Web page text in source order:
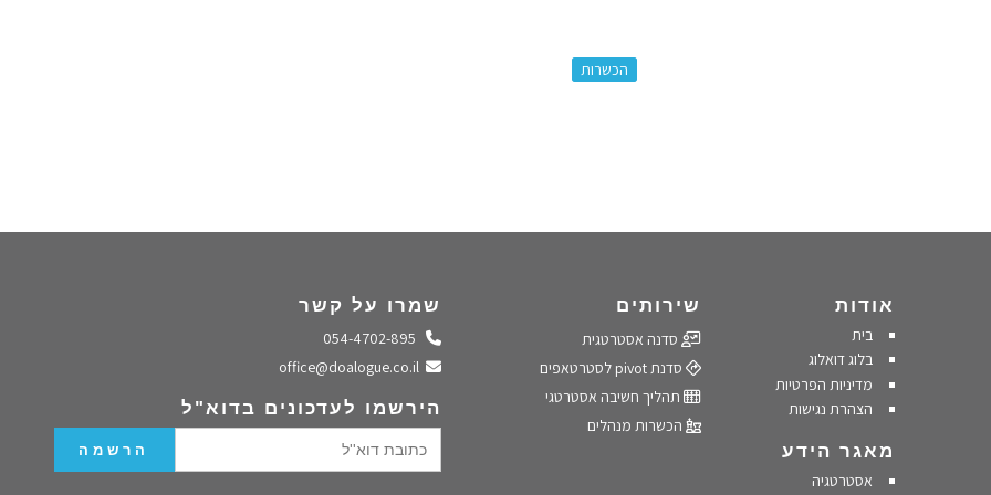
הכשרות
אודות
בית
בלוג דואלוג
מדיניות הפרטיות
הצהרת נגישות
מאגר הידע
אסטרטגיה
שירותים
סדנה אסטרטגית
סדנת pivot לסטרטאפים
תהליך חשיבה אסטרטגי
הכשרות מנהלים
שמרו על קשר
התקשרו אלינו
שלחו מייל
הירשמו לעדכונים בדוא"ל